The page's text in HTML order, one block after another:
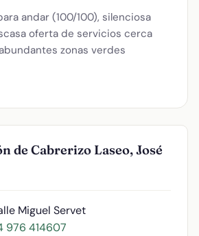
andar (100/100), silenciosa
oferta de servicios cerca
zonas verdes
de Cabrerizo Laseo, José
Miguel Servet
976 414607